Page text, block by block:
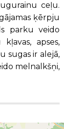
ceļu.
ķērpju
parku veido
apses,
sugas ir alejā,
melnalkšņi,